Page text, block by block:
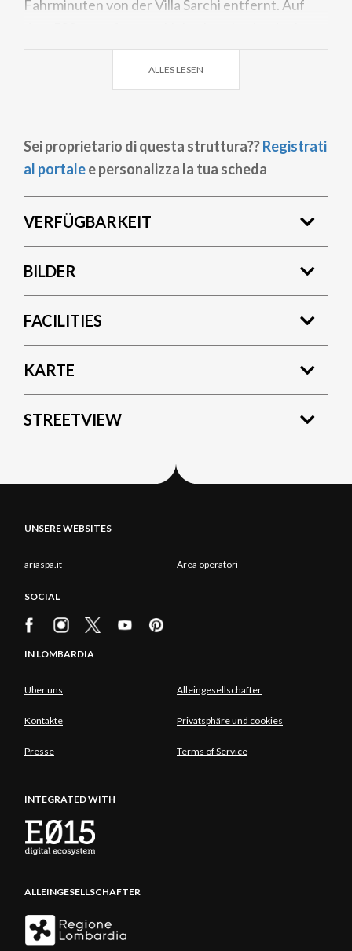
Fahrminuten von der Villa Sarchi entfernt. Auf
werden Rundflüge über den Lago Maggiore
ALLES LESEN
Sei proprietario di questa struttura??Registrati
al portalee personalizza la tua scheda
VERFÜGBARKEIT
BILDER
FACILITIES
KARTE
STREETVIEW
UNSERE WEBSITES
ariaspa.it Area operatori
SOCIAL
IN LOMBARDIA
Über uns Alleingesellschafter
Kontakte Privatsphäre und cookies
Presse Terms of Service
INTEGRATED WITH
ALLEINGESELLSCHAFTER